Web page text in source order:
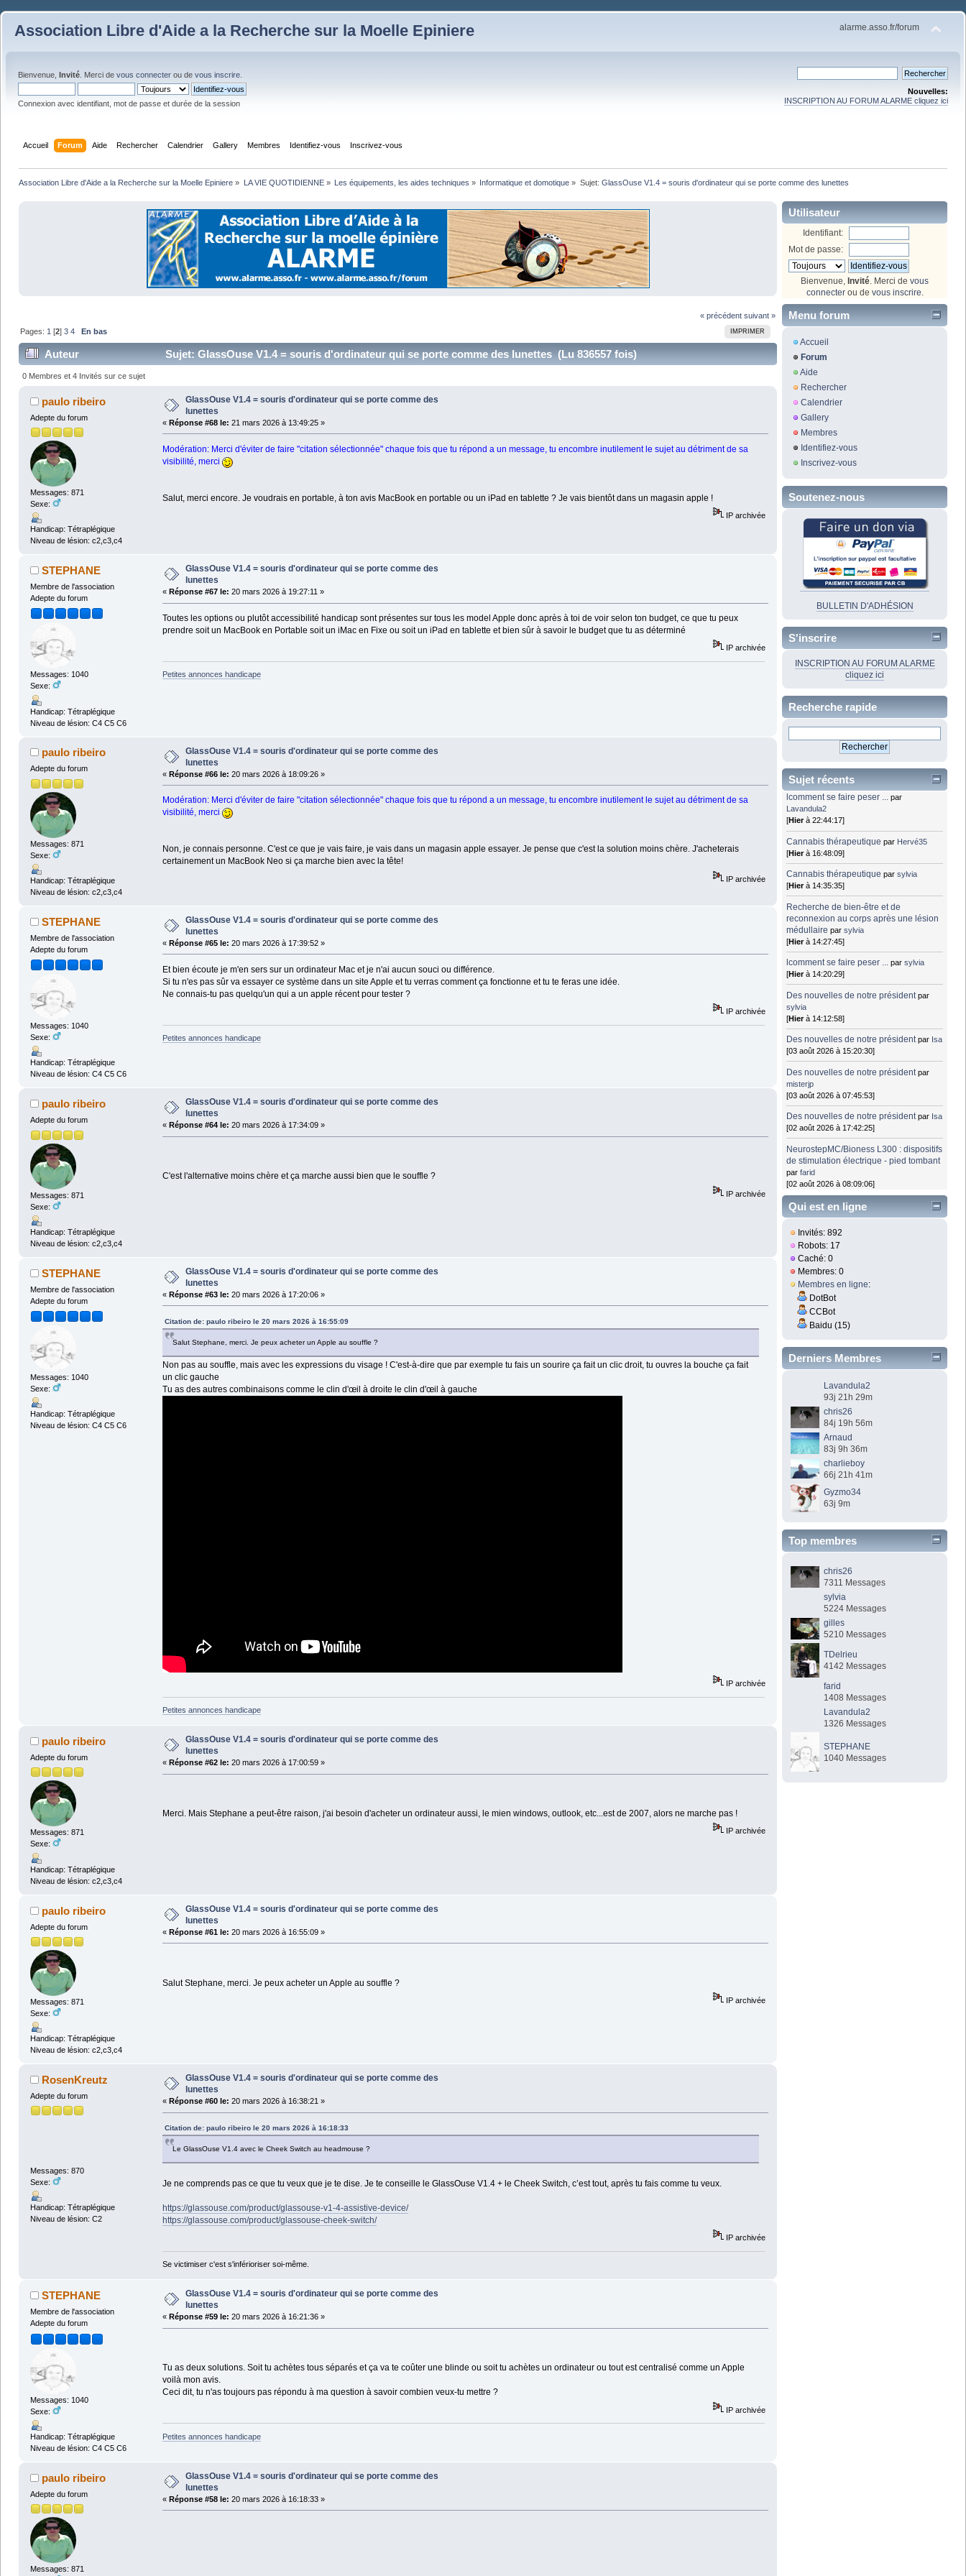
Association Libre d'Aide a la Recherche sur la Moelle Epiniere alarme.asso.fr/forum
Bienvenue, Invité . Merci de vous connecter ou de vous inscrire
Connexion avec identifiant, mot de passe et durée de la session
Nouvelles:
INSCRIPTION AU FORUM ALARME cliquez ici
Accueil Forum Aide Rechercher Calendrier Gallery Membres Identifiez-vous Inscrivez-vous
Association Libre d'Aide a la Recherche sur la Moelle Epiniere » LA VIE QUOTIDIENNE» Les équipements, les aides techniques » Informatique et domotique » Sujet: GlassOuse V1.4 = souris d'ordinateur qui se porte comme des lunettes
« précédent suivant »
IMPRIMER
Pages: 1 [2]3 4 En bas
Auteur Sujet: GlassOuse V1.4 = souris d'ordinateur qui se porte comme des lunettes (Lu 836557 fois)
0 Membres et 4 Invités sur ce sujet
paulo ribeiro
Adepte du forum
Messages: 871
Sexe:
Handicap: Tétraplégique
Niveau de lésion: c2,c3,c4
GlassOuse V1.4 = souris d'ordinateur qui se porte comme des
lunettes
« Réponse #68 le: 21 mars 2026 à 13:49:25 »
Modération: Merci d'éviter de faire "citation sélectionnée" chaque fois que tu répond a un message, tu encombre inutilement le sujet au détriment de sa
visibilité, merci
Salut, merci encore. Je voudrais en portable, à ton avis MacBook en portable ou un iPad en tablette ? Je vais bientôt dans un magasin apple !
IP archivée
STEPHANE
Membre de l'association
Adepte du forum
Messages: 1040
Sexe:
Handicap: Tétraplégique
Niveau de lésion: C4 C5 C6
GlassOuse V1.4 = souris d'ordinateur qui se porte comme des
lunettes
« Réponse #67 le: 20 mars 2026 à 19:27:11 »
Toutes les options ou plutôt accessibilité handicap sont présentes sur tous les model Apple donc après à toi de voir selon ton budget, ce que tu peux
prendre soit un MacBook en Portable soit un iMac en Fixe ou soit un iPad en tablette et bien sûr à savoir le budget que tu as déterminé
IP archivée
Petites annonces handicape
paulo ribeiro
Adepte du forum
Messages: 871
Sexe:
Handicap: Tétraplégique
Niveau de lésion: c2,c3,c4
GlassOuse V1.4 = souris d'ordinateur qui se porte comme des
lunettes
« Réponse #66 le: 20 mars 2026 à 18:09:26 »
Modération: Merci d'éviter de faire "citation sélectionnée" chaque fois que tu répond a un message, tu encombre inutilement le sujet au détriment de sa
visibilité, merci
Non, je connais personne. C'est ce que je vais faire, je vais dans un magasin apple essayer. Je pense que c'est la solution moins chère. J'acheterais
certainement un MacBook Neo si ça marche bien avec la tête!
IP archivée
STEPHANE
Membre de l'association
Adepte du forum
Messages: 1040
Sexe:
Handicap: Tétraplégique
Niveau de lésion: C4 C5 C6
GlassOuse V1.4 = souris d'ordinateur qui se porte comme des
lunettes
« Réponse #65 le: 20 mars 2026 à 17:39:52 »
Et bien écoute je m'en sers sur un ordinateur Mac et je n'ai aucun souci ou différence.
Si tu n'es pas sûr va essayer ce système dans un site Apple et tu verras comment ça fonctionne et tu te feras une idée.
Ne connais-tu pas quelqu'un qui a un apple récent pour tester ?
IP archivée
Petites annonces handicape
paulo ribeiro
Adepte du forum
Messages: 871
Sexe:
Handicap: Tétraplégique
Niveau de lésion: c2,c3,c4
GlassOuse V1.4 = souris d'ordinateur qui se porte comme des
lunettes
« Réponse #64 le: 20 mars 2026 à 17:34:09 »
C'est l'alternative moins chère et ça marche aussi bien que le souffle ?
IP archivée
STEPHANE
Membre de l'association
Adepte du forum
Messages: 1040
Sexe:
Handicap: Tétraplégique
Niveau de lésion: C4 C5 C6
GlassOuse V1.4 = souris d'ordinateur qui se porte comme des
lunettes
« Réponse #63 le: 20 mars 2026 à 17:20:06 »
Citation de: paulo ribeiro le 20 mars 2026 à 16:55:09
Salut Stephane, merci. Je peux acheter un Apple au souffle ?
Non pas au souffle, mais avec les expressions du visage ! C'est-à-dire que par exemple tu fais un sourire ça fait un clic droit, tu ouvres la bouche ça fait
un clic gauche
Tu as des autres combinaisons comme le clin d'œil à droite le clin d'œil à gauche
IP archivée
Petites annonces handicape
paulo ribeiro
Adepte du forum
Messages: 871
Sexe:
Handicap: Tétraplégique
Niveau de lésion: c2,c3,c4
GlassOuse V1.4 = souris d'ordinateur qui se porte comme des
lunettes
« Réponse #62 le: 20 mars 2026 à 17:00:59 »
Merci. Mais Stephane a peut-être raison, j'ai besoin d'acheter un ordinateur aussi, le mien windows, outlook, etc...est de 2007, alors ne marche pas !
IP archivée
paulo ribeiro
Adepte du forum
Messages: 871
Sexe:
Handicap: Tétraplégique
Niveau de lésion: c2,c3,c4
GlassOuse V1.4 = souris d'ordinateur qui se porte comme des
lunettes
« Réponse #61 le: 20 mars 2026 à 16:55:09 »
Salut Stephane, merci. Je peux acheter un Apple au souffle ?
IP archivée
RosenKreutz
Adepte du forum
Messages: 870
Sexe:
Handicap: Tétraplégique
Niveau de lésion: C2
GlassOuse V1.4 = souris d'ordinateur qui se porte comme des
lunettes
« Réponse #60 le: 20 mars 2026 à 16:38:21 »
Citation de: paulo ribeiro le 20 mars 2026 à 16:18:33
Le GlassOuse V1.4 avec le Cheek Switch au headmouse ?
Je ne comprends pas ce que tu veux que je te dise. Je te conseille le GlassOuse V1.4 + le Cheek Switch, c’est tout, après tu fais comme tu veux.
https://glassouse.com/product/glassouse-v1-4-assistive-device/
https://glassouse.com/product/glassouse-cheek-switch/
IP archivée
Se victimiser c'est s'inférioriser soi-même.
STEPHANE
Membre de l'association
Adepte du forum
Messages: 1040
Sexe:
Handicap: Tétraplégique
Niveau de lésion: C4 C5 C6
GlassOuse V1.4 = souris d'ordinateur qui se porte comme des
lunettes
« Réponse #59 le: 20 mars 2026 à 16:21:36 »
Tu as deux solutions. Soit tu achètes tous séparés et ça va te coûter une blinde ou soit tu achètes un ordinateur ou tout est centralisé comme un Apple
voilà mon avis.
Ceci dit, tu n'as toujours pas répondu à ma question à savoir combien veux-tu mettre ?
IP archivée
Petites annonces handicape
paulo ribeiro
Adepte du forum
Messages: 871
GlassOuse V1.4 = souris d'ordinateur qui se porte comme des
lunettes
« Réponse #58 le: 20 mars 2026 à 16:18:33 »
Utilisateur
Identifiant:
Mot de passe:
Bienvenue, Invité . Merci de vous
connecterou de vous inscrire
Menu forum
Accueil
Forum
Aide
Rechercher
Calendrier
Gallery
Membres
Identifiez-vous
Inscrivez-vous
Soutenez-nous
BULLETIN D'ADHÉSION
S'inscrire
INSCRIPTION AU FORUM ALARME
cliquez ici
Recherche rapide
Sujet récents
lcomment se faire peser ... par
Lavandula2
[Hierà 22:44:17]
Cannabis thérapeutique par Hervé35
[Hierà 16:48:09]
Cannabis thérapeutique parsylvia
[Hierà 14:35:35]
Recherche de bien-être et de
reconnexion au corps après une lésion
médullaire parsylvia
[Hierà 14:27:45]
lcomment se faire peser ... parsylvia
[Hierà 14:20:29]
Des nouvelles de notre président par
sylvia
[Hierà 14:12:58]
Des nouvelles de notre président par Isa
[03 août 2026 à 15:20:30]
Des nouvelles de notre président par
misterjp
[03 août 2026 à 07:45:53]
Des nouvelles de notre président par Isa
[02 août 2026 à 17:42:25]
NeurostepMC/Bioness L300 : dispositifs
de stimulation électrique - pied tombant
parfarid
[02 août 2026 à 08:09:06]
Qui est en ligne
Invités: 892
Robots: 17
Caché: 0
Membres: 0
Membres en ligne:
DotBot
CCBot
Baidu (15)
Derniers Membres
Lavandula2
93j 21h 29m
chris26
84j 19h 56m
Arnaud
83j 9h 36m
charlieboy
66j 21h 41m
Gyzmo34
63j 9m
Top membres
chris26
7311 Messages
sylvia
5224 Messages
gilles
5210 Messages
TDelrieu
4142 Messages
farid
1408 Messages
Lavandula2
1326 Messages
STEPHANE
1040 Messages